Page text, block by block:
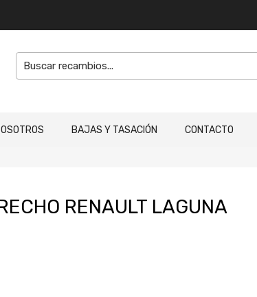
BAJAS Y TASACIÓN CONTACTO
RENAULT LAGUNA